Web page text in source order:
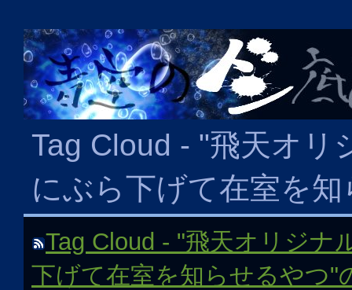
Tag Cloud - "飛天オリ
にぶら下げて在室を
Tag Cloud - "飛天オリジナ
下げて在室を知らせるやつ"